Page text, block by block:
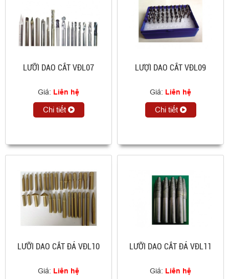
LƯỠI DAO CẮT VĐL07
Giá: Liên hệ
Chi tiết
LƯỢI DAO CẮT VĐL09
Giá: Liên hệ
Chi tiết
LƯỠI DAO CẮT ĐÁ VĐL10
Giá: Liên hệ
LƯỠI DAO CẮT ĐÁ VĐL11
Giá: Liên hệ